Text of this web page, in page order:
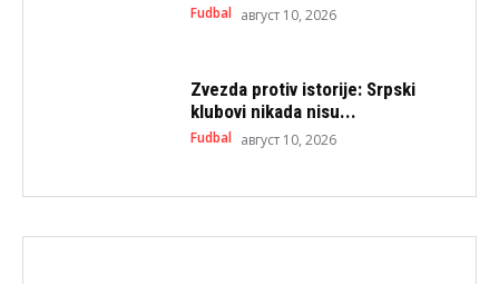
Fudbal август 10, 2026
Zvezda protiv istorije: Srpski
klubovi nikada nisu...
Fudbal август 10, 2026